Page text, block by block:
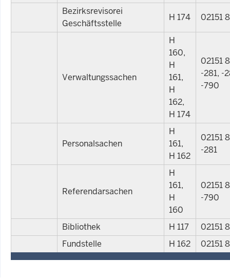
Bezirksrevisorei
Geschäftsstelle
H 174 02151
Verwaltungssachen
H
160,
H
161,
H
162,
H 174
02151
-281, -
-790
Personalsachen
H
161,
H 162
02151
-281
Referendarsachen
H
161,
H
160
02151
-790
Bibliothek H 117
02151
Fundstelle
H 162 02151